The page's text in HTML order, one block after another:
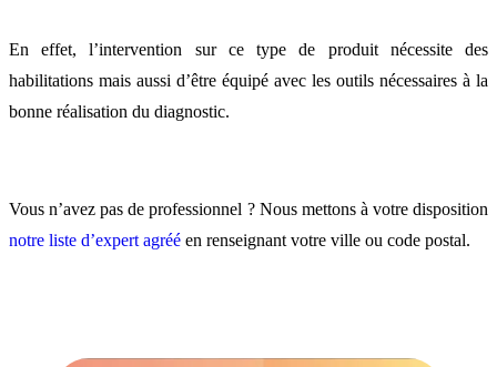
En effet, l’intervention sur ce type de produit nécessite des
habilitations mais aussi d’être équipé avec les outils nécessaires à la
bonne réalisation du diagnostic.
Vous n’avez pas de professionnel ? Nous mettons à votre disposition
notre liste d’expert agréé en renseignant votre ville ou code postal.